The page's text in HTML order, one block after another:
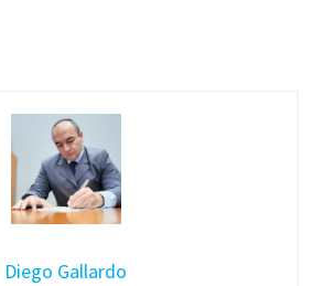
Diego Gallardo